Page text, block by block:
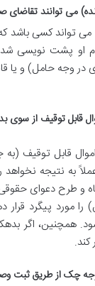
می توانند تقاضای
می تواند کسی باشد
او پشت نویسی
وجه حامل) و یا
قابل توقیف از سوی
قابل توقیف
به نتیجه
و طرح دعوای
مورد پیگرد قرار
همچنین، اگر
چک از طریق ثبت